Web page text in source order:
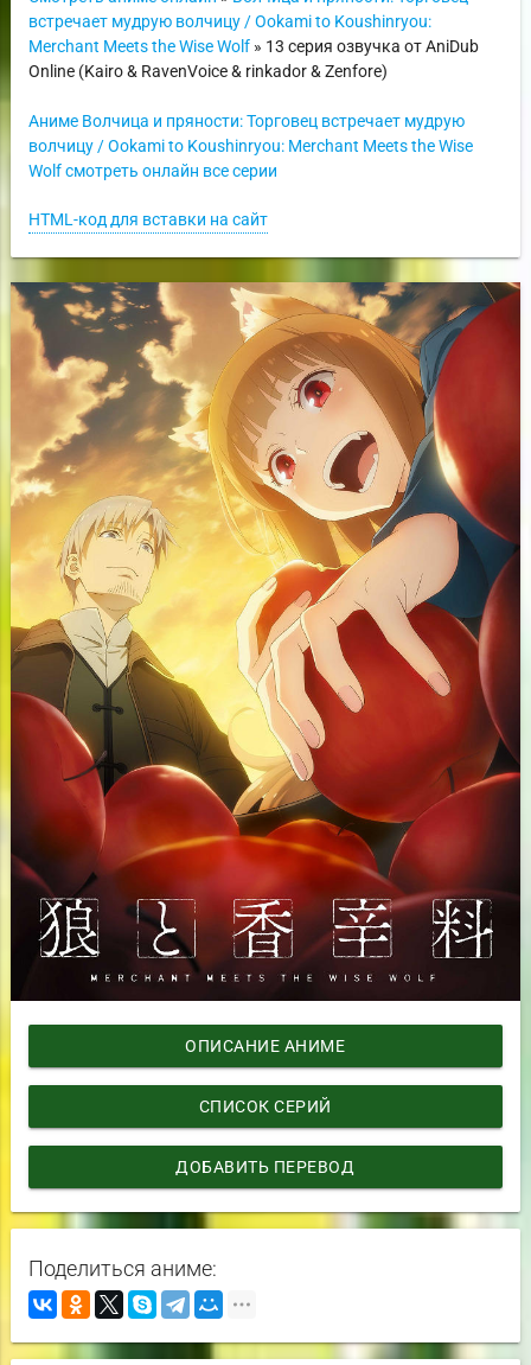
встречает мудрую волчицу / Ookami to Koushinryou:
Merchant Meets the Wise Wolf» 13 серия озвучка от AniDub
Online (Kairo & RavenVoice & rinkador & Zenfore)
Аниме Волчица и пряности: Торговец встречает мудрую
волчицу / Ookami to Koushinryou: Merchant Meets the Wise
Wolf смотреть онлайн все серии
HTML-код для вставки на сайт
ОПИСАНИЕ АНИМЕ
СПИСОК СЕРИЙ
ДОБАВИТЬ ПЕРЕВОД
Поделиться аниме: